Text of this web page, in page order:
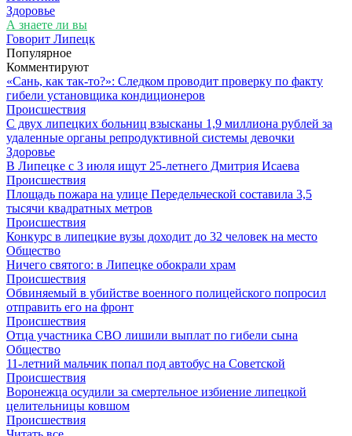
Здоровье
А знаете ли вы
Говорит Липецк
Популярное
Комментируют
«Сань, как так-то?»: Следком проводит проверку по факту
гибели установщика кондиционеров
Происшествия
С двух липецких больниц взысканы 1,9 миллиона рублей за
удаленные органы репродуктивной системы девочки
Здоровье
В Липецке с 3 июля ищут 25-летнего Дмитрия Исаева
Происшествия
Площадь пожара на улице Передельческой составила 3,5
тысячи квадратных метров
Происшествия
Конкурс в липецкие вузы доходит до 32 человек на место
Общество
Ничего святого: в Липецке обокрали храм
Происшествия
Обвиняемый в убийстве военного полицейского попросил
отправить его на фронт
Происшествия
Отца участника СВО лишили выплат по гибели сына
Общество
11-летний мальчик попал под автобус на Советcкой
Происшествия
Воронежца осудили за смертельное избиение липецкой
целительницы ковшом
Происшествия